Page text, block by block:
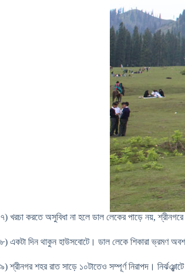
৭) খরচা করতে অসুবিধা না হলে ডাল লেকের পাড়ে নয়,
৮) একটা দিন থাকুন হাউসবোটে। ডাল লেকে শিকারা ভ্রমণ
৯) শ্রীনগর শহর রাত সাড়ে ১০টাতেও সম্পূর্ণ নিরাপদ।